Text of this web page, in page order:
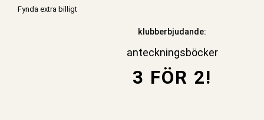
Fynda extra billigt
klubberbjudande:
anteckningsböcker
3 FÖR 2!